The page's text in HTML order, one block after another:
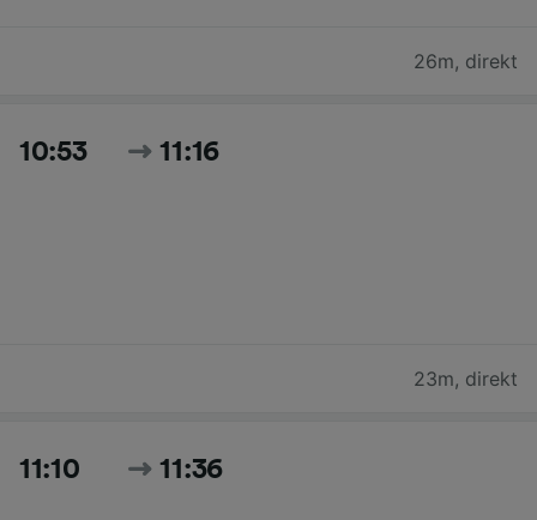
26m, direkt
10:53 11:16
23m, direkt
11:10 11:36